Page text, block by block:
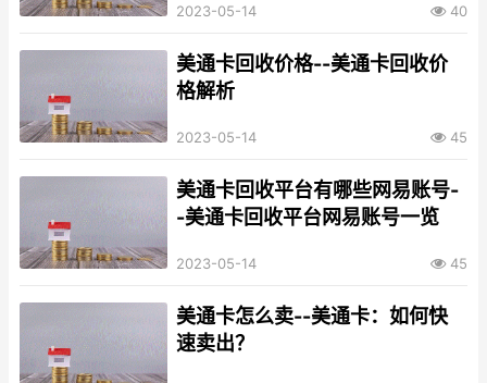
2023-05-14 40
美通卡回收价格--美通卡回收价
格解析
2023-05-14 45
美通卡回收平台有哪些网易账号-
-美通卡回收平台网易账号一览
2023-05-14 45
美通卡怎么卖--美通卡：如何快
速卖出？